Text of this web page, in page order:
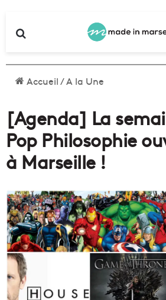
Accueil/A la Une
[Agenda] La
Pop Philosophie
à Marseille !